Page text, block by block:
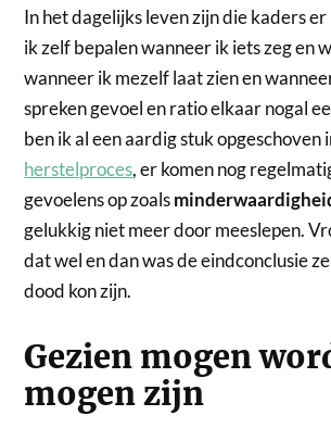
In het dagelijks leven zijn die kaders
ik zelf bepalen wanneer ik iets zeg en
wanneer ik mezelf laat zien en
spreken gevoel en ratio elkaar nogal
ben ik al een aardig stuk opgeschoven
herstelproces, er komen nog regelmatig
gevoelens op zoals
gelukkig niet meer door meeslepen.
dat wel en dan was de eindconclusie
dood kon zijn.
Gezien mogen
mogen zijn